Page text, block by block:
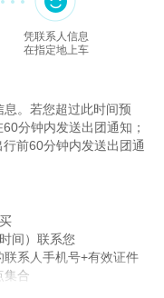
凭联系人信息
在指定地上车
。若您超过此时间预
分钟内发送出团通知；
前60分钟内发送出团通
间）联系您
系人手机号+有效证件
集合